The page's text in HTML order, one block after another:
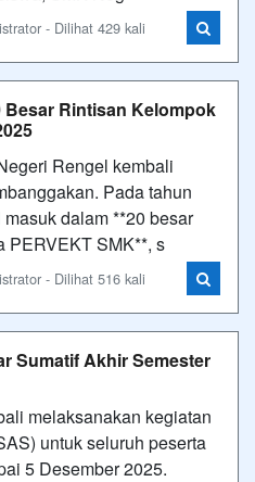
- Dilihat 429 kali
Besar Rintisan Kelompok
Rengel kembali
Pada tahun
dalam **20 besar
PERVEKT SMK**, s
- Dilihat 516 kali
Sumatif Akhir Semester
melaksanakan kegiatan
untuk seluruh peserta
5 Desember 2025.